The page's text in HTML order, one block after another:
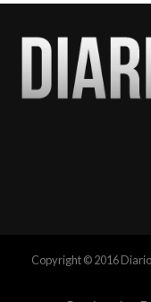
Copyright © 2016